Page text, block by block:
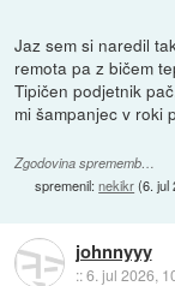
Jaz sem si naredil
remota pa z bičem
Tipičen podjetnik
mi šampanjec v roki
Zgodovina sprememb…
spremenil:nekikr(6. jul
johnnyyy
::6. jul 2026,